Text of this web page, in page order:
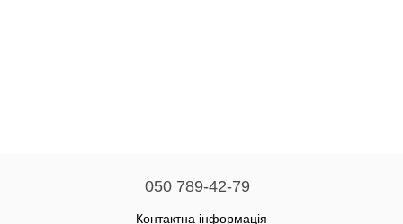
050 789-42-79
Контактна інформація